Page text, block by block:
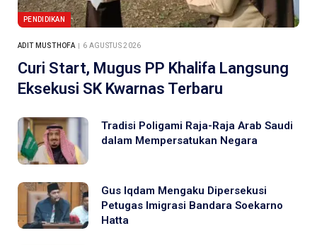
PENDIDIKAN
ADIT MUSTHOFA 6 AGUSTUS 2026
Curi Start, Mugus PP Khalifa Langsung
Eksekusi SK Kwarnas Terbaru
Tradisi Poligami Raja-Raja Arab Saudi
dalam Mempersatukan Negara
Gus Iqdam Mengaku Dipersekusi
Petugas Imigrasi Bandara Soekarno
Hatta